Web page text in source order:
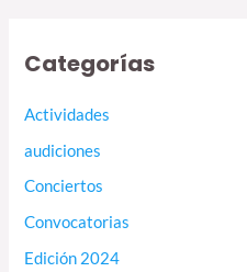
Categorías
Actividades
audiciones
Conciertos
Convocatorias
Edición 2024